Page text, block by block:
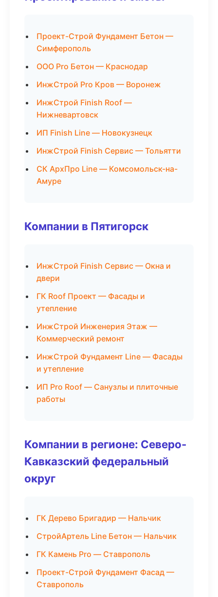
Проект-Строй Фундамент Бетон —
Симферополь
ООО Pro Бетон — Краснодар
ИнжСтрой Pro Кров — Воронеж
ИнжСтрой Finish Roof —
Нижневартовск
ИП Finish Line — Новокузнецк
ИнжСтрой Finish Сервис — Тольятти
СК АрхПро Line — Комсомольск-на-
Амуре
Компании в Пятигорск
ИнжСтрой Finish Сервис — Окна и
двери
ГК Roof Проект — Фасады и
утепление
ИнжСтрой Инженерия Этаж —
Коммерческий ремонт
ИнжСтрой Фундамент Line — Фасады
и утепление
ИП Pro Roof — Санузлы и плиточные
работы
Компании в регионе: Северо-
Кавказский федеральный
округ
ГК Дерево Бригадир — Нальчик
СтройАртель Line Бетон — Нальчик
ГК Камень Pro — Ставрополь
Проект-Строй Фундамент Фасад —
Ставрополь